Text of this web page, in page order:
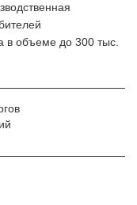
в объеме до 300 тыс.